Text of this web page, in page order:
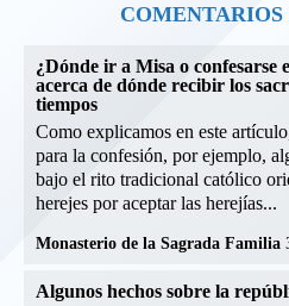
¿Dónde ir a Misa o confesarse
acerca de dónde recibir los
tiempos
Como explicamos en este
para la confesión, por ejemplo,
bajo el rito tradicional católico
herejes por aceptar las herejías...
Monasterio de la Sagrada Familia
Algunos hechos sobre la